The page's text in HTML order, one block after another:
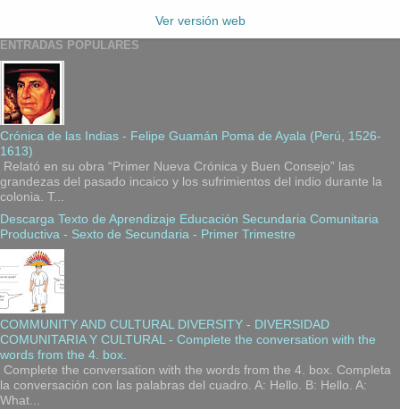
Ver versión web
ENTRADAS POPULARES
Crónica de las Indias - Felipe Guamán Poma de Ayala (Perú, 1526-
1613)
Relató en su obra “Primer Nueva Crónica y Buen Consejo” las
grandezas del pasado incaico y los sufrimientos del indio durante la
colonia. T...
Descarga Texto de Aprendizaje Educación Secundaria Comunitaria
Productiva - Sexto de Secundaria - Primer Trimestre
COMMUNITY AND CULTURAL DIVERSITY - DIVERSIDAD
COMUNITARIA Y CULTURAL - Complete the conversation with the
words from the 4. box.
Complete the conversation with the words from the 4. box. Completa
la conversación con las palabras del cuadro. A: Hello. B: Hello. A:
What...